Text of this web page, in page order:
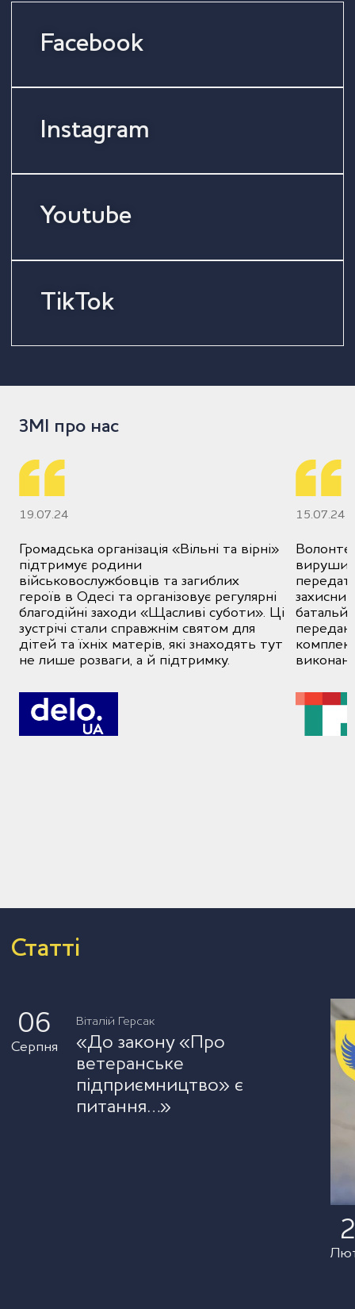
Facebook
Instagram
Youtube
TikTok
ЗМІ про нас
19.07.24
Громадська організація «Вільні та вірні»
підтримує родини
військовослужбовців та загиблих
героїв в Одесі та організовує регулярні
благодійні заходи «Щасливі суботи». Ці
зустрічі стали справжнім святом для
дітей та їхніх матерів, які знаходять тут
не лише розваги, а й підтримку.
15.07.24
Статті
06
Серпня
Віталій Герсак
«До закону «Про
ветеранське
підприємництво» є
питання…»